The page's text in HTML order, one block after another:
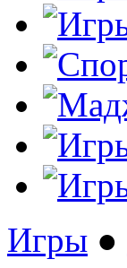
Игры ●